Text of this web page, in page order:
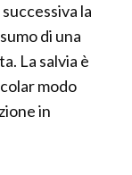
la
di una
La salvia è
modo
in